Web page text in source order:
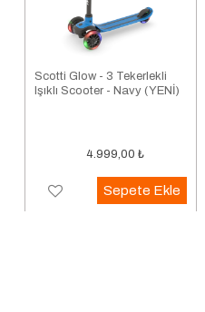
Scotti Glow - 3 Tekerlekli
Işıklı Scooter - Navy (YENİ)
4.999,00 ₺
Sepete Ekle